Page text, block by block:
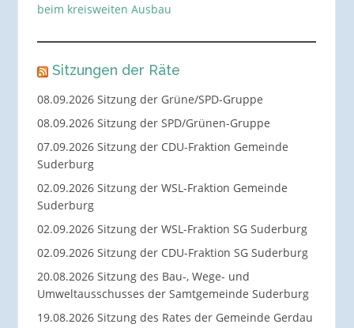
beim kreisweiten Ausbau
Sitzungen der Räte
08.09.2026 Sitzung der Grüne/SPD-Gruppe
08.09.2026 Sitzung der SPD/Grünen-Gruppe
07.09.2026 Sitzung der CDU-Fraktion Gemeinde
Suderburg
02.09.2026 Sitzung der WSL-Fraktion Gemeinde
Suderburg
02.09.2026 Sitzung der WSL-Fraktion SG Suderburg
02.09.2026 Sitzung der CDU-Fraktion SG Suderburg
20.08.2026 Sitzung des Bau-, Wege- und
Umweltausschusses der Samtgemeinde Suderburg
19.08.2026 Sitzung des Rates der Gemeinde Gerdau